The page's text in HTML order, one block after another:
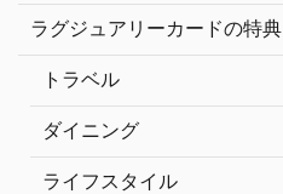
ラグジュアリーカードの特典
トラベル
ダイニング
ライフスタイル